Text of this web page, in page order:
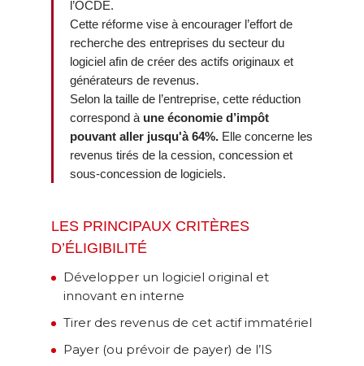
l’OCDE.
Cette réforme vise à encourager l’effort de
recherche des entreprises du secteur du
logiciel afin de créer des actifs originaux et
générateurs de revenus.
Selon la taille de l’entreprise, cette réduction
correspond à une économie d’impôt
pouvant aller jusqu'à 64%.Elle concerne les
revenus tirés de la cession, concession et
sous-concession de logiciels.
LES PRINCIPAUX CRITÈRES
D’ÉLIGIBILITÉ
Développer un logiciel original et
innovant en interne
Tirer des revenus de cet actif immatériel
Payer (ou prévoir de payer) de l’IS